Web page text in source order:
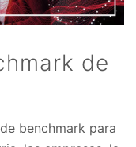
de
benchmark para